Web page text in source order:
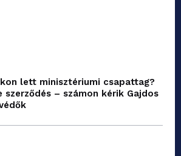
lett minisztériumi csapattag?
szerződés – számon kérik Gajdos